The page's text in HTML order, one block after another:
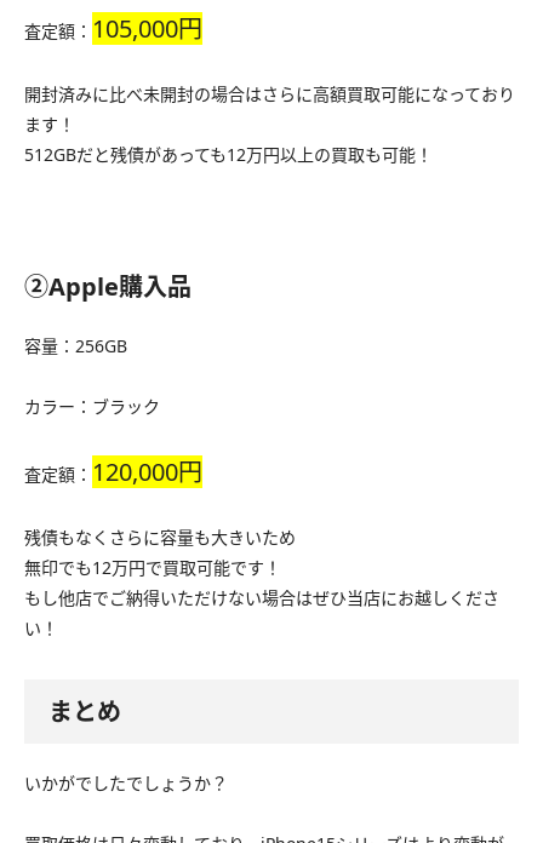
査定額： 105,000円
開封済みに比べ未開封の場合はさらに高額買取可能になっており
ます！
512GBだと残債があっても12万円以上の買取も可能！
②Apple購入品
容量：256GB
カラー：ブラック
査定額： 120,000円
残債もなくさらに容量も大きいため
無印でも12万円で買取可能です！
もし他店でご納得いただけない場合はぜひ当店にお越しくださ
い！
まとめ
いかがでしたでしょうか？